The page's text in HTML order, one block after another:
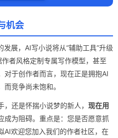
机会
展，AI写小说将从“辅助工具”升级
者风格定制专属写作模型，甚至
对于创作者而言，现在正是拥抱AI
竞争尚未饱和。
还是怀揣小说梦的新人， 现在用
成为阻碍。重点是：您是否愿意抓
AI欢迎您加入我们的作者社区，在